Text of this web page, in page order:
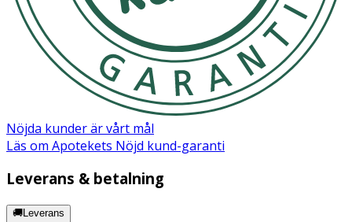
Nöjda kunder är vårt mål
Läs om Apotekets Nöjd kund-garanti
Leverans & betalning
🚚Leverans